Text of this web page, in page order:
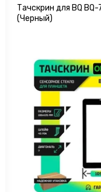
Тачскрин для BQ
(Черный)